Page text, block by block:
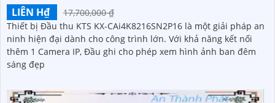
LIÊN H₫
17,700,000 ₫
Thiết bị Đầu thu KTS KX-CAi4K8216SN2P16 là một giải pháp an
ninh hiện đại dành cho công trình lớn. Với khả năng kết nối
thêm 1 Camera IP, Đầu ghi cho phép xem hình ảnh ban đêm
sáng đẹp